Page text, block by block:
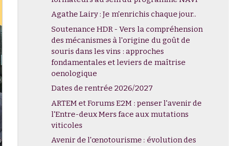
Agathe Lairy : Je m'enrichis chaque jour..
Soutenance HDR - Vers la compréhension
des mécanismes à l'origine du goût de
souris dans les vins : approches
fondamentales et leviers de maîtrise
oenologique
Dates de rentrée 2026/2027
ARTEM et Forums E2M : penser l'avenir de
l'Entre-deux Mers face aux mutations
viticoles
Avenir de l'œnotourisme : évolution des